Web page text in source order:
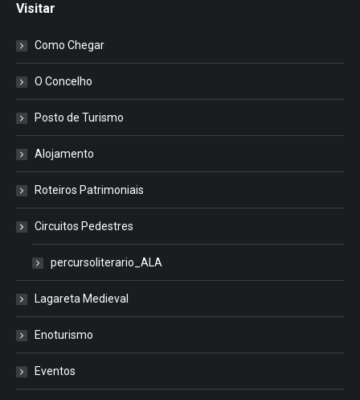
Visitar
Como Chegar
O Concelho
Posto de Turismo
Alojamento
Roteiros Patrimoniais
Circuitos Pedestres
percursoliterario_ALA
Lagareta Medieval
Enoturismo
Eventos